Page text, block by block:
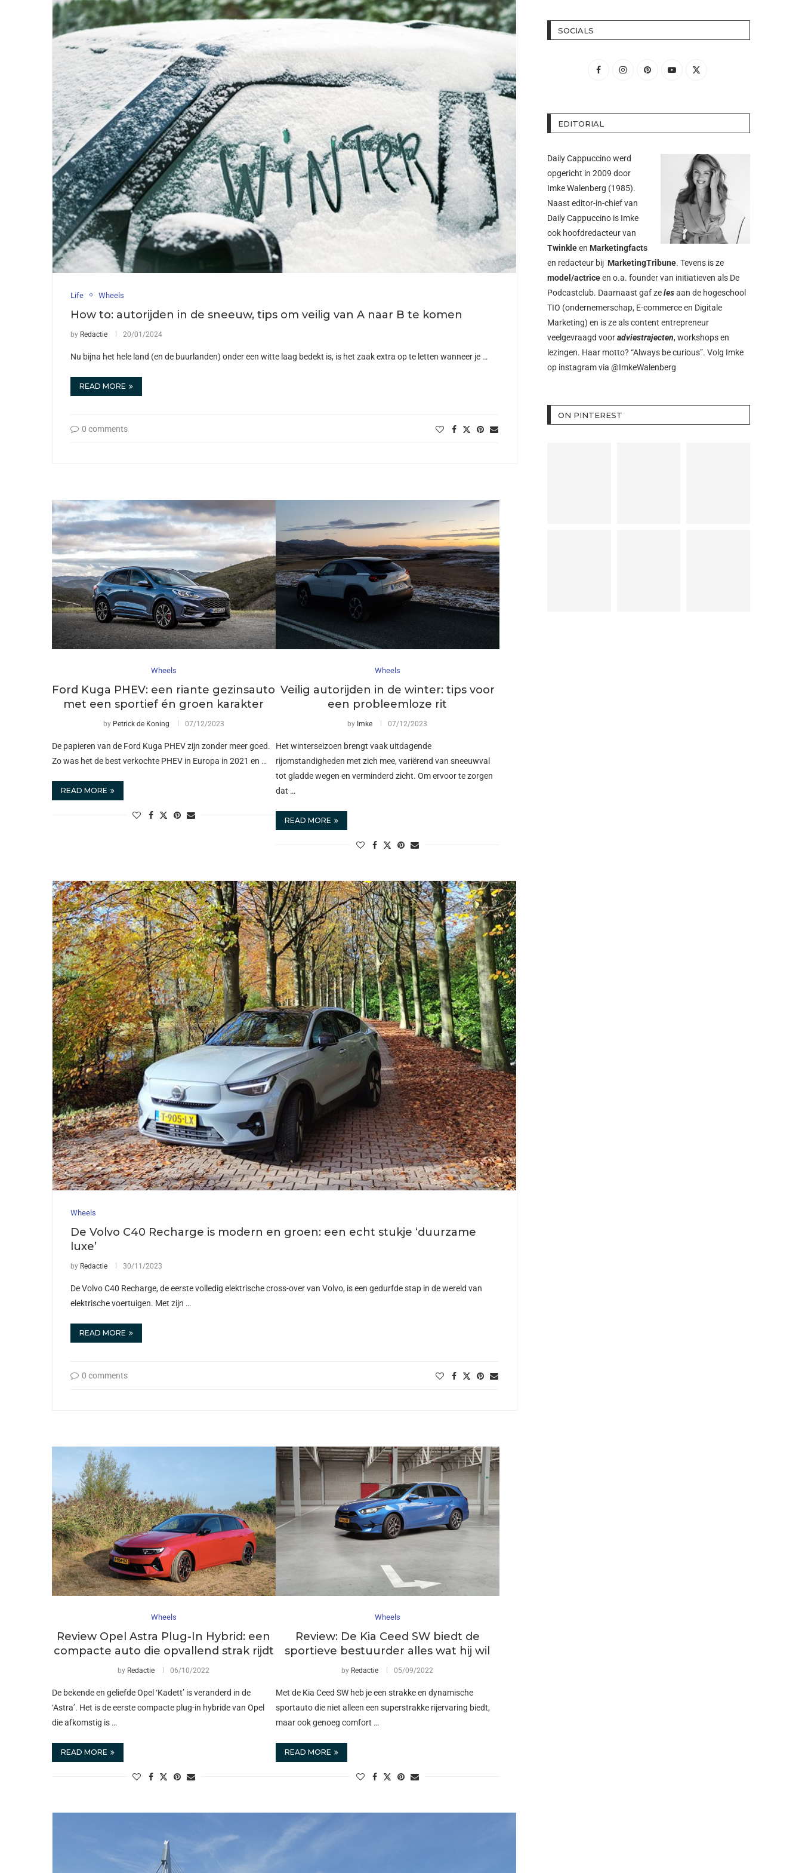
Life Wheels
How to: autorijden in de sneeuw, tips om veilig van A naar B te komen
by Redactie 20/01/2024
Nu bijna het hele land (en de buurlanden) onder een witte laag bedekt is, is het zaak extra op te letten wanneer je …
READ MORE
0 comments
Wheels
Ford Kuga PHEV: een riante gezinsauto
met een sportief én groen karakter
by Petrick de Koning 07/12/2023
De papieren van de Ford Kuga PHEV zijn zonder meer goed.
Zo was het de best verkochte PHEV in Europa in 2021 en …
READ MORE
Wheels
Veilig autorijden in de winter: tips voor
een probleemloze rit
by Imke 07/12/2023
Het winterseizoen brengt vaak uitdagende
rijomstandigheden met zich mee, variërend van sneeuwval
tot gladde wegen en verminderd zicht. Om ervoor te zorgen
dat …
READ MORE
Wheels
De Volvo C40 Recharge is modern en groen: een echt stukje ‘duurzame
luxe’
by Redactie 30/11/2023
De Volvo C40 Recharge, de eerste volledig elektrische cross-over van Volvo, is een gedurfde stap in de wereld van
elektrische voertuigen. Met zijn …
READ MORE
0 comments
Wheels
Review Opel Astra Plug-In Hybrid: een
compacte auto die opvallend strak rijdt
by Redactie 06/10/2022
De bekende en geliefde Opel ‘Kadett’ is veranderd in de
‘Astra’. Het is de eerste compacte plug-in hybride van Opel
die afkomstig is …
READ MORE
Wheels
Review: De Kia Ceed SW biedt de
sportieve bestuurder alles wat hij wil
by Redactie 05/09/2022
Met de Kia Ceed SW heb je een strakke en dynamische
sportauto die niet alleen een superstrakke rijervaring biedt,
maar ook genoeg comfort …
READ MORE
SOCIALS
EDITORIAL
Daily Cappuccino werd
opgericht in 2009 door
Imke Walenberg (1985).
Naast editor-in-chief van
Daily Cappuccino is Imke
ook hoofdredacteur van
Twinkleen Marketingfacts
en redacteur bij MarketingTribune. Tevens is ze
model/actriceen o.a. founder van initiatieven als De
Podcastclub. Daarnaast gaf zelesaan de hogeschool
TIO (ondernemerschap, E-commerce en Digitale
Marketing) en is ze als content entrepreneur
veelgevraagd vooradviestrajecten, workshops en
lezingen. Haar motto? “Always be curious”. Volg Imke
op instagram via @ImkeWalenberg
ON PINTEREST